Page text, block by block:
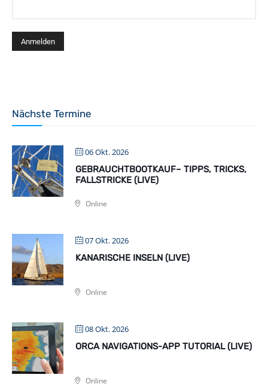
Nächste Termine
06 Okt. 2026
GEBRAUCHTBOOTKAUF– TIPPS, TRICKS,
FALLSTRICKE (LIVE)
Online
07 Okt. 2026
KANARISCHE INSELN (LIVE)
Online
08 Okt. 2026
ORCA NAVIGATIONS-APP TUTORIAL (LIVE)
Online